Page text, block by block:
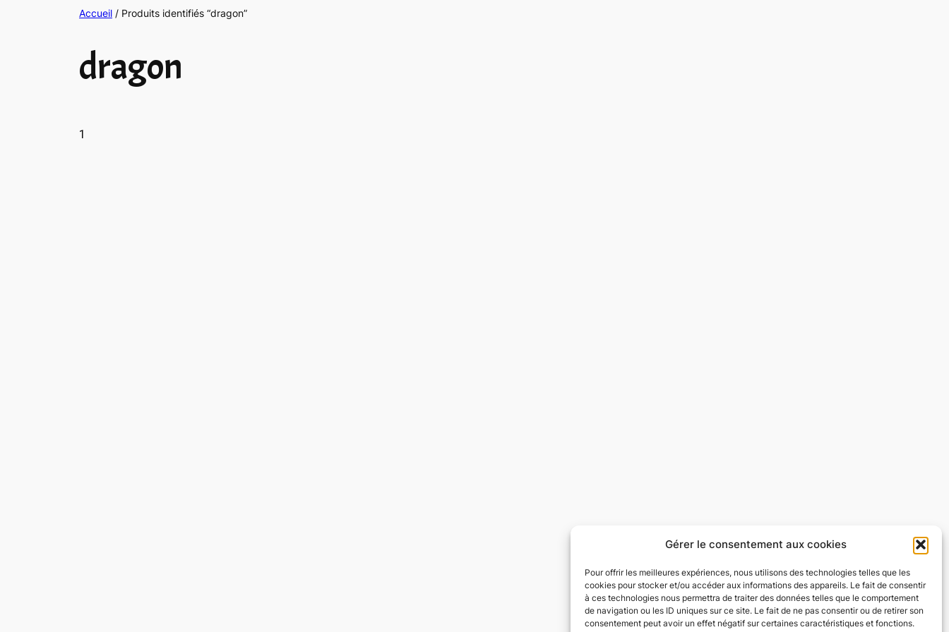
Gérer le consentement aux cookies
Pour offrir les meilleures expériences, nous utilisons des technologies telles que les
cookies pour stocker et/ou accéder aux informations des appareils. Le fait de consentir
à ces technologies nous permettra de traiter des données telles que le comportement
de navigation ou les ID uniques sur ce site. Le fait de ne pas consentir ou de retirer son
consentement peut avoir un effet négatif sur certaines caractéristiques et fonctions.
Accueil / Produits identifiés “dragon”
dragon
1